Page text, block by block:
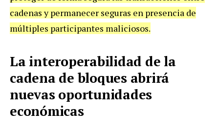
cadenas y permanecer seguras en presencia de
múltiples participantes maliciosos.
La interoperabilidad de la
cadena de bloques abrirá
nuevas oportunidades
económicas